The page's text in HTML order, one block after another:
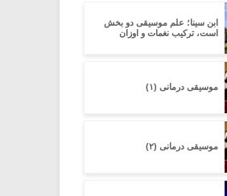
ابن سینا؛ علم موسیقی دو بخش
است، ترکیب نغمات و اوزان
موسیقی درمانی (۱)
موسیقی درمانی (۲)